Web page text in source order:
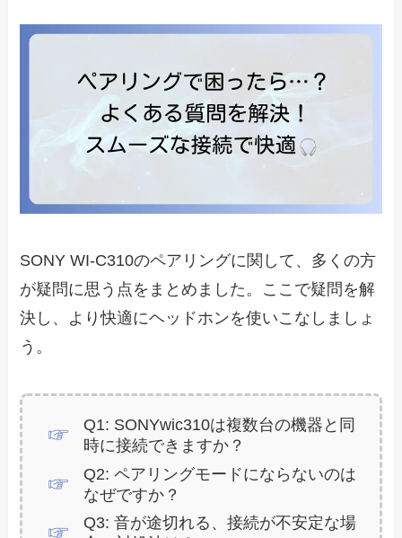
SONY WI-C310のペアリングに関して、多くの方
が疑問に思う点をまとめました。ここで疑問を解
決し、より快適にヘッドホンを使いこなしましょ
う。
Q1: SONYwic310は複数台の機器と同
時に接続できますか？
Q2: ペアリングモードにならないのは
なぜですか？
Q3: 音が途切れる、接続が不安定な場